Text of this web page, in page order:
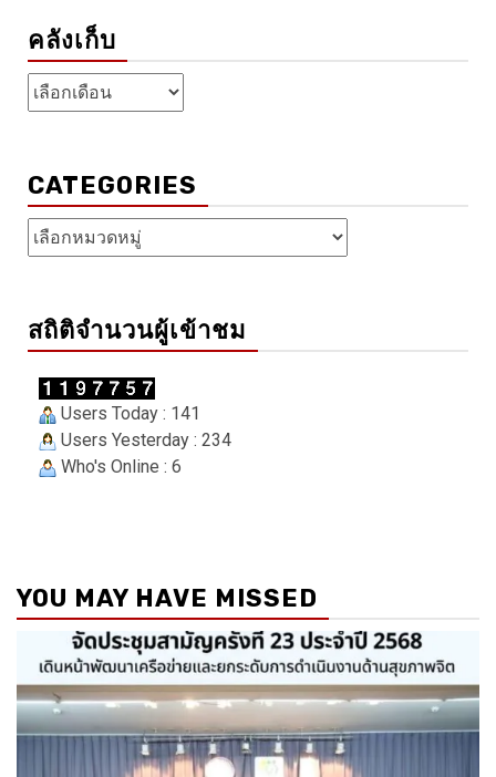
คลังเก็บ
คลัง
เก็บ
CATEGORIES
Categories
สถิติจำนวนผู้เข้าชม
Users Today : 141
Users Yesterday : 234
Who's Online : 6
YOU MAY HAVE MISSED